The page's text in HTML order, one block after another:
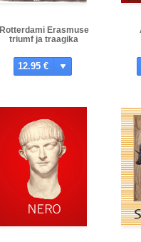
Rotterdami Erasmuse
triumf ja traagika
12.95 €